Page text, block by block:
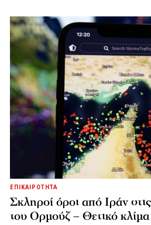
ΕΠΙΚΑΙΡΟΤΗΤΑ
Σκληροί όροι από Ιράν
του Ορμούζ – Θετικό